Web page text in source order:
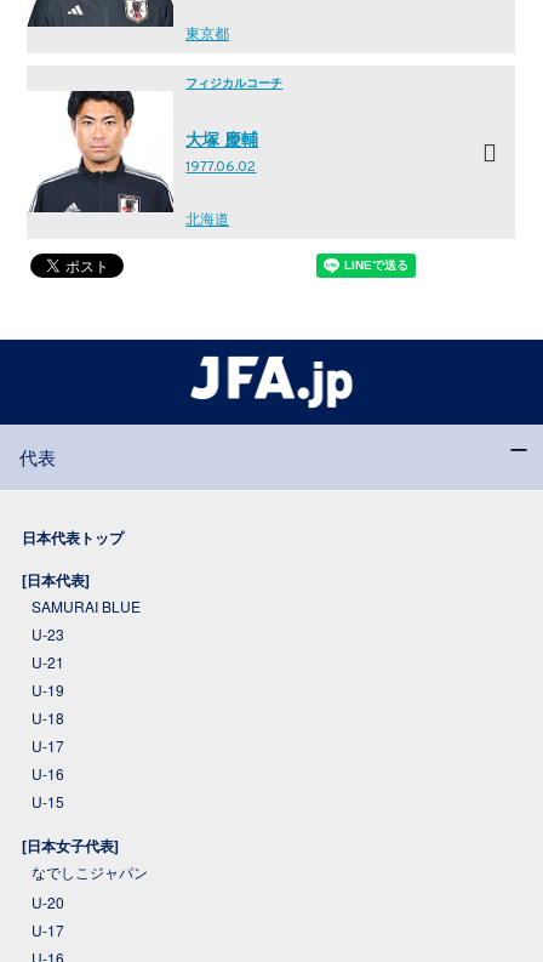
東京都
フィジカルコーチ
大塚 慶輔
1977.06.02
北海道
代表
日本代表トップ
[日本代表]
SAMURAI BLUE
U-23
U-21
U-19
U-18
U-17
U-16
U-15
[日本女子代表]
なでしこジャパン
U-20
U-17
U-16